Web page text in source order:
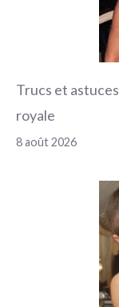
Trucs et
royale
8 août 2026